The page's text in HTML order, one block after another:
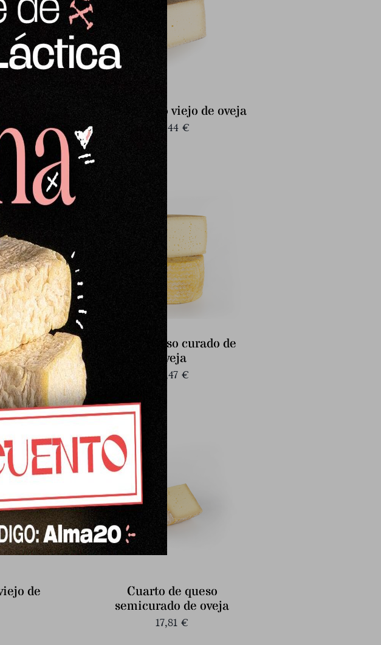
Medio queso viejo de oveja
36,44€
Medio queso curado de
oveja
32,47€
de
Cuarto de queso
semicurado de oveja
17,81€